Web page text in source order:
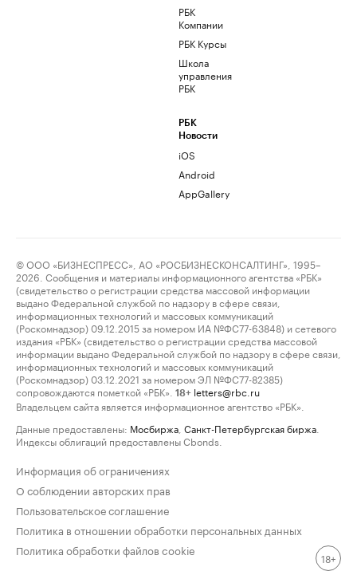
РБК
Компании
РБК Курсы
Школа
управления
РБК
РБК
Новости
iOS
Android
AppGallery
© ООО «БИЗНЕСПРЕСС», АО «РОСБИЗНЕСКОНСАЛТИНГ», 1995–
2026. Сообщения и материалы информационного агентства «РБК»
(свидетельство о регистрации средства массовой информации
выдано Федеральной службой по надзору в сфере связи,
информационных технологий и массовых коммуникаций
(Роскомнадзор) 09.12.2015 за номером ИА №ФС77-63848) и сетевого
издания «РБК» (свидетельство о регистрации средства массовой
информации выдано Федеральной службой по надзору в сфере связи,
информационных технологий и массовых коммуникаций
(Роскомнадзор) 03.12.2021 за номером ЭЛ №ФС77-82385)
сопровождаются пометкой «РБК».
18+ letters@rbc.ru
Владельцем сайта является информационное агентство «РБК».
Данные предоставлены: Мосбиржа Санкт-Петербургская биржа
Индексы облигаций предоставлены Cbonds.
Информация об ограничениях
О соблюдении авторских прав
Пользовательское соглашение
Политика в отношении обработки персональных данных
Политика обработки файлов cookie
18+